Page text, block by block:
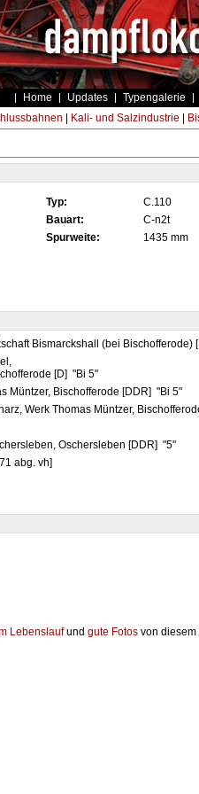
Home Updates Typengalerie
Kali- und Salzindustrie
Typ: C.110
Bauart: C-n2t
Spurweite: 1435 mm
Bismarckshall (bei Bischofferode)
[D] "Bi 5"
Müntzer, Bischofferode [DDR] "Bi 5"
Werk Thomas Müntzer,
Oschersleben [DDR] "5"
abg. vh]
Lebenslaufund gute Fotos von diesem